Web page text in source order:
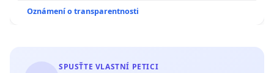
Oznámení o transparentnosti
SPUSŤTE VLASTNÍ PETICI